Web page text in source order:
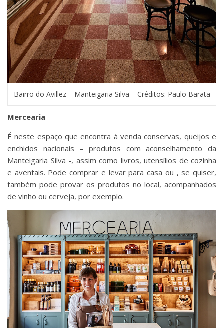
Bairro do Avillez – Manteigaria Silva – Créditos: Paulo Barata
Mercearia
É neste espaço que encontra à venda conservas, queijos e
enchidos nacionais – produtos com aconselhamento da
Manteigaria Silva -, assim como livros, utensílios de cozinha
e aventais. Pode comprar e levar para casa ou , se quiser,
também pode provar os produtos no local, acompanhados
de vinho ou cerveja, por exemplo.